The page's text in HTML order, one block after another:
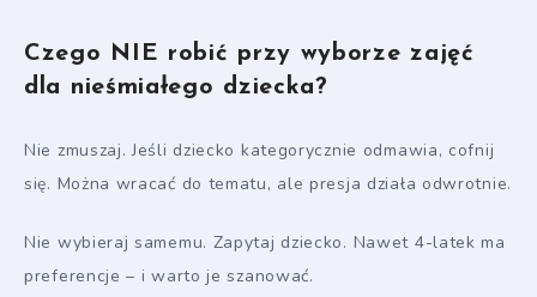
Czego NIE robić przy wyborze zajęć
dla nieśmiałego dziecka?
Nie zmuszaj. Jeśli dziecko kategorycznie odmawia, cofnij
się. Można wracać do tematu, ale presja działa odwrotnie.
Nie wybieraj samemu. Zapytaj dziecko. Nawet 4-latek ma
preferencje – i warto je szanować.